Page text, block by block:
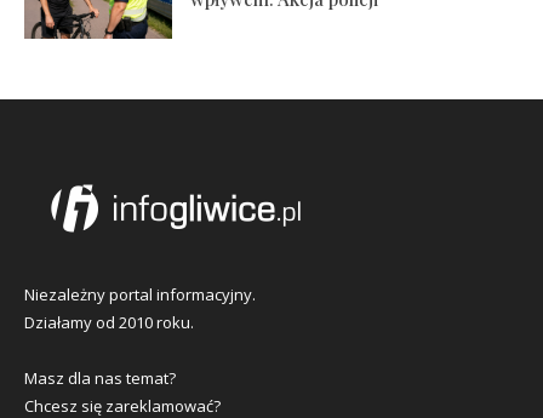
Niezależny portal informacyjny.
Działamy od 2010 roku.
Masz dla nas temat?
Chcesz się zareklamować?